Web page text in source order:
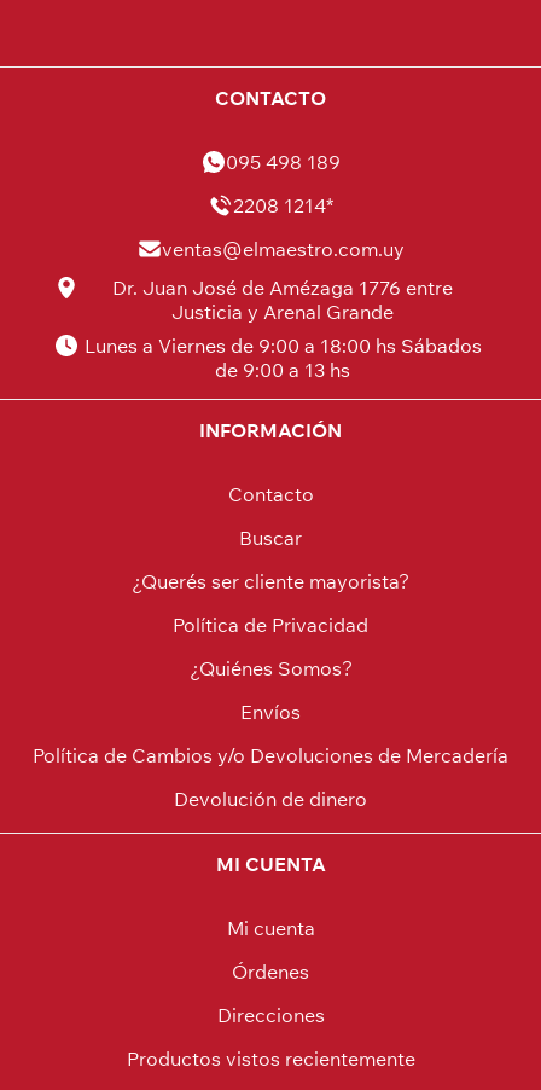
CONTACTO
095 498 189
2208 1214*
ventas@elmaestro.com.uy
Dr. Juan José de Amézaga 1776 entre
Justicia y Arenal Grande
Lunes a Viernes de 9:00 a 18:00 hs Sábados
de 9:00 a 13 hs
INFORMACIÓN
Contacto
Buscar
¿Querés ser cliente mayorista?
Política de Privacidad
¿Quiénes Somos?
Envíos
Política de Cambios y/o Devoluciones de Mercadería
Devolución de dinero
MI CUENTA
Mi cuenta
Órdenes
Direcciones
Productos vistos recientemente